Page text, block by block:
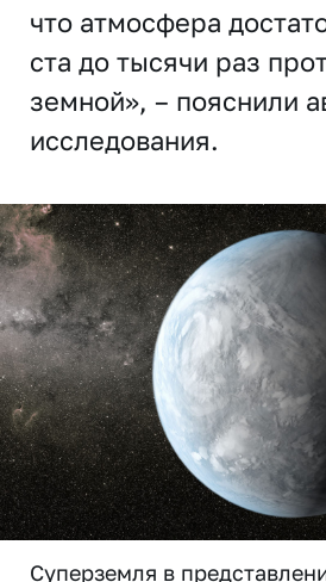
что атмосфера
ста до тысячи раз
земной», – пояснили
исследования.
Суперземля в